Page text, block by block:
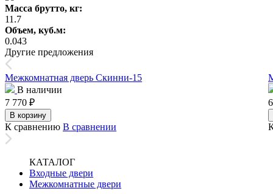
Масса брутто, кг:
11.7
Объем, куб.м:
0.043
Другие предложения
Межкомнатная дверь Скинни-15
В наличии
7 770 ₽
В корзину
К сравнению В сравнении
КАТАЛОГ
Входные двери
Межкомнатные двери